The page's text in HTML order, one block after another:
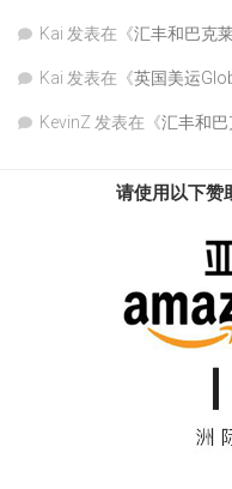
Kai 发表在《汇丰和巴克
Kai 发表在《英国美运
KevinZ 发表在《汇丰和
请使用以下赞